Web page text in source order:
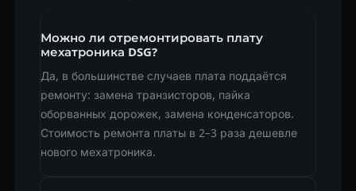
Можно ли отремонтировать плату
мехатроника DSG?
Да, в большинстве случаев плата поддаётся
ремонту: замена транзисторов, пайка
оборванных дорожек, замена конденсаторов.
Стоимость ремонта платы в 2–3 раза дешевле
нового мехатроника.